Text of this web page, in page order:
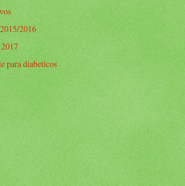
2016
para diabeticos